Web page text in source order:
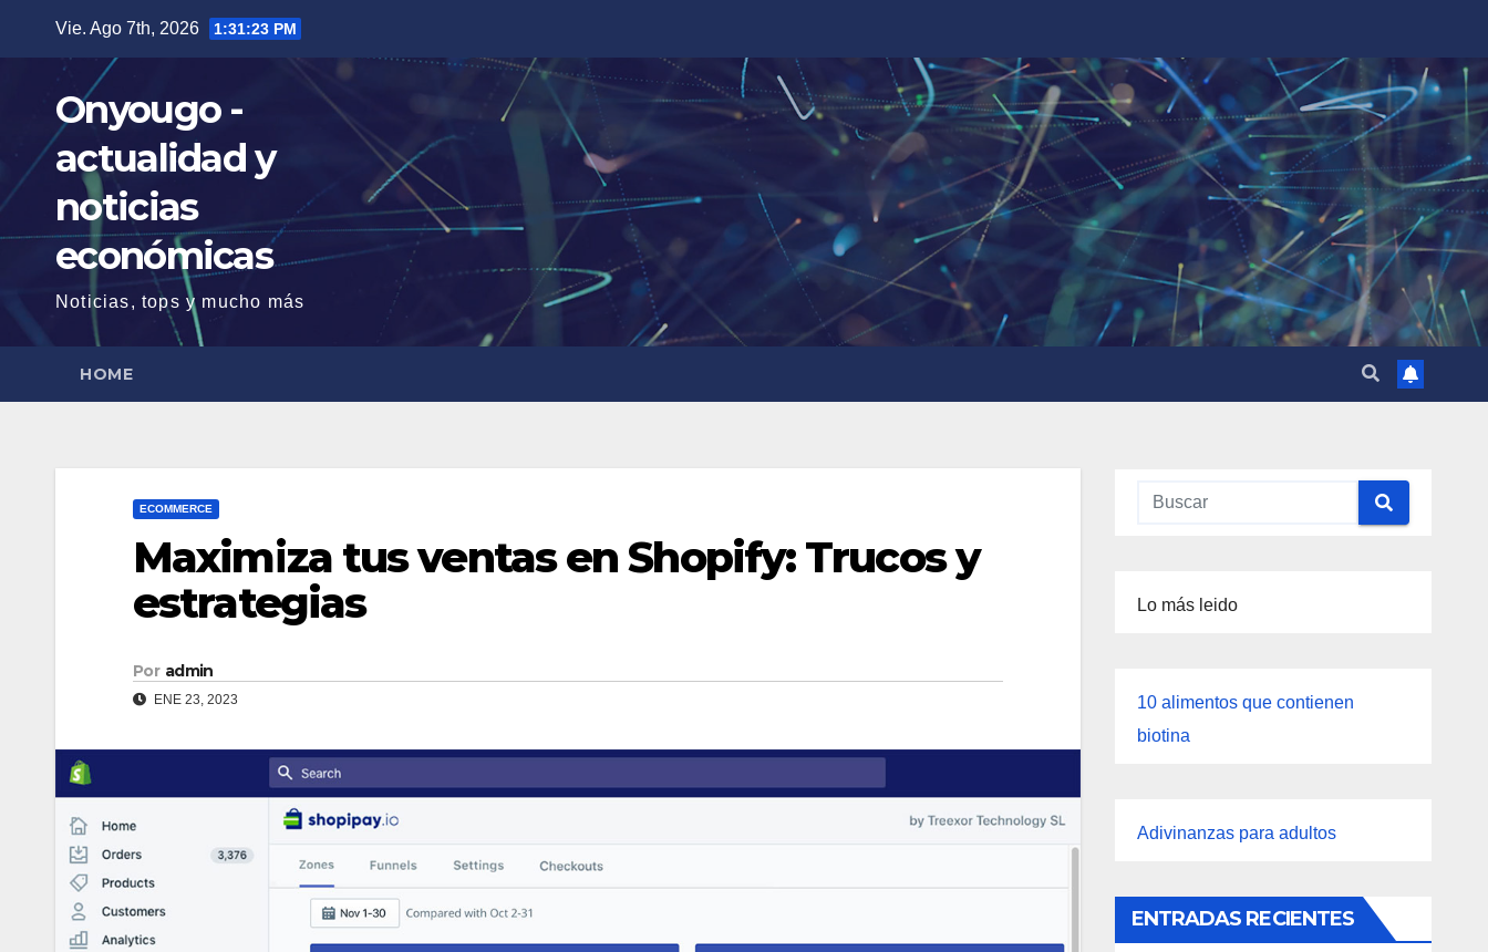
contenido
Vie. Ago 7th, 2026 1:31:24 PM
Onyougo -
actualidad y
noticias
económicas
Noticias, tops y mucho más
HOME
ECOMMERCE
Maximiza tus ventas en Shopify: Trucos y
estrategias
Por admin
ENE 23, 2023
Lo más leido
10 alimentos que contienen
biotina
Adivinanzas para adultos
ENTRADAS RECIENTES